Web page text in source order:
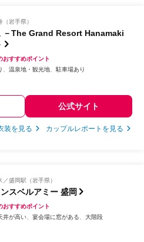
（岩手県）
－The Grand Resort Hanamaki
おすすめポイント
温泉地・観光地 駐車場あり
公式サイト
装を見る カップルレポートを見る
盛岡駅（岩手県）
スベルアミー 盛岡
おすすめポイント
井が高い
宴会場に窓がある 大階段